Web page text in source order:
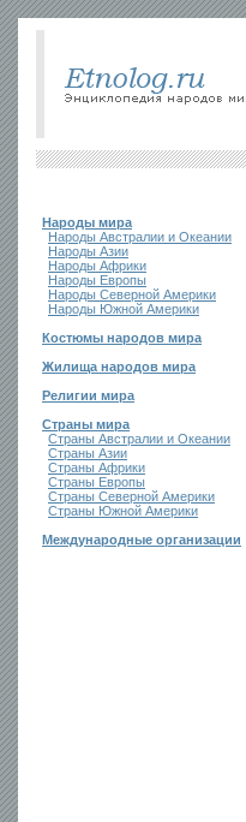
Народы мира
Народы Австралии и Океании
Народы Азии
Народы Африки
Народы Европы
Народы Северной Америки
Народы Южной Америки
Костюмы народов мира
Жилища народов мира
Религии мира
Страны мира
Страны Австралии и Океании
Страны Азии
Страны Африки
Страны Европы
Страны Северной Америки
Страны Южной Америки
Международные организации